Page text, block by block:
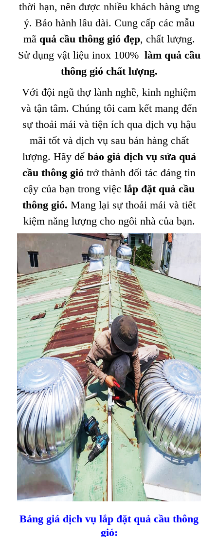
thời hạn, nên được nhiều khách hàng ưng
ý. Bảo hành lâu dài. Cung cấp các mẫu
mã quả cầu thông gió đẹp, chất lượng.
Sử dụng vật liệu inox 100% làm quả cầu
thông gió chất lượng.
Với đội ngũ thợ lành nghề, kinh nghiệm
và tận tâm. Chúng tôi cam kết mang đến
sự thoải mái và tiện ích qua dịch vụ hậu
mãi tốt và dịch vụ sau bán hàng chất
lượng. Hãy để báo giá dịch vụ sửa quả
cầu thông gió trở thành đối tác đáng tin
cậy của bạn trong việc lắp đặt quả cầu
thông gió. Mang lại sự thoải mái và tiết
kiệm năng lượng cho ngôi nhà của bạn.
Bảng giá dịch vụ lắp đặt quả cầu thông
gió: